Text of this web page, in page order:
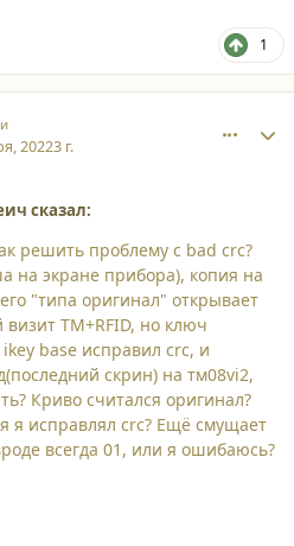
1
20223 г.
сказал:
решить проблему с bad crc?
на экране прибора), копия на
"типа оригинал" открывает
ТМ+RFID, но ключ
base исправил crc, и
скрин) на тм08vi2,
Криво считался оригинал?
я исправлял crc? Ещё смущает
всегда 01, или я ошибаюсь?